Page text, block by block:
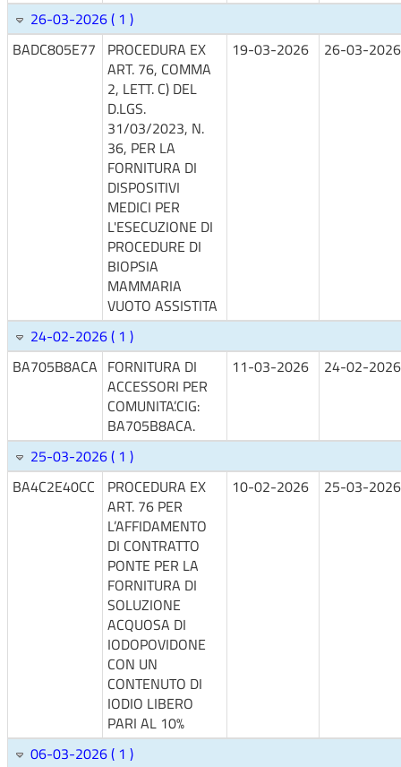
26-03-2026 ( 1 )
BADC805E77
PROCEDURA EX
ART. 76, COMMA
2, LETT. C) DEL
D.LGS.
31/03/2023, N.
36, PER LA
FORNITURA DI
DISPOSITIVI
MEDICI PER
L'ESECUZIONE DI
PROCEDURE DI
BIOPSIA
MAMMARIA
VUOTO ASSISTITA
19-03-2026 26-03-2026
24-02-2026 ( 1 )
BA705B8ACA FORNITURA DI
ACCESSORI PER
COMUNITA’.CIG:
BA705B8ACA.
11-03-2026 24-02-2026
25-03-2026 ( 1 )
BA4C2E40CC
PROCEDURA EX
ART. 76 PER
L’AFFIDAMENTO
DI CONTRATTO
PONTE PER LA
FORNITURA DI
SOLUZIONE
ACQUOSA DI
IODOPOVIDONE
CON UN
CONTENUTO DI
IODIO LIBERO
PARI AL 10%
10-02-2026 25-03-2026
06-03-2026 ( 1 )